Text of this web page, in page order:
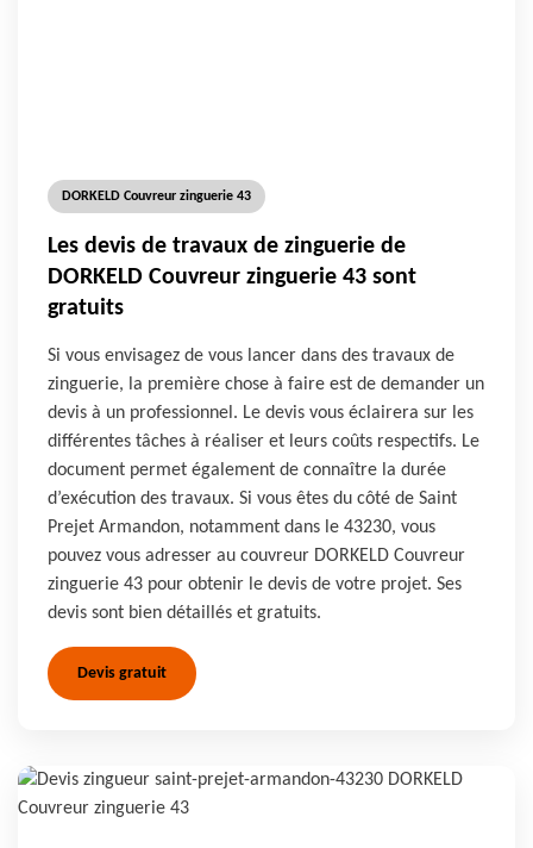
DORKELD Couvreur zinguerie 43
Les devis de travaux de zinguerie de
DORKELD Couvreur zinguerie 43 sont
gratuits
Si vous envisagez de vous lancer dans des travaux de
zinguerie, la première chose à faire est de demander un
devis à un professionnel. Le devis vous éclairera sur les
différentes tâches à réaliser et leurs coûts respectifs. Le
document permet également de connaître la durée
d’exécution des travaux. Si vous êtes du côté de Saint
Prejet Armandon, notamment dans le 43230, vous
pouvez vous adresser au couvreur DORKELD Couvreur
zinguerie 43 pour obtenir le devis de votre projet. Ses
devis sont bien détaillés et gratuits.
Devis gratuit